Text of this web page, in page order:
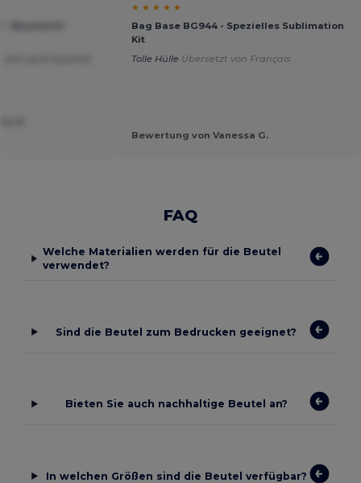
★ ★ ★ ★ ★
Bag Base BG944 - Spezielles Sublimation
Kit
Tolle Hülle Übersetzt von Français
Bewertung von Vanessa G.
FAQ
Welche Materialien werden für die Beutel
verwendet?
Sind die Beutel zum Bedrucken geeignet?
Bieten Sie auch nachhaltige Beutel an?
In welchen Größen sind die Beutel verfügbar?